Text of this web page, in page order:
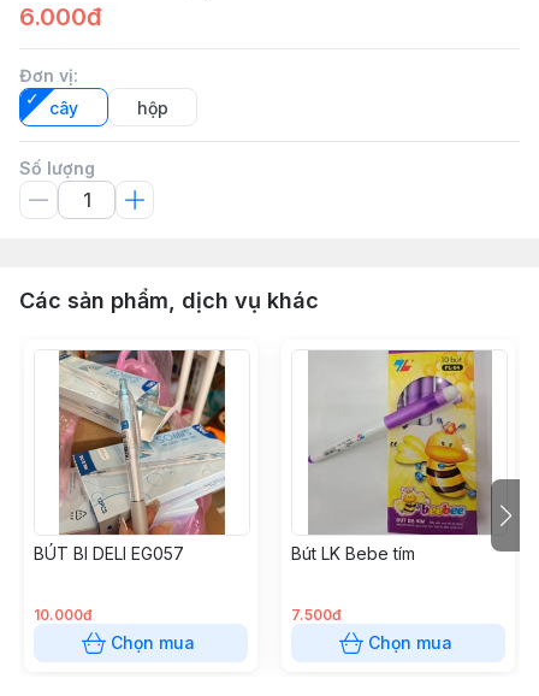
6.000đ
Đơn vị:
cây
hộp
Số lượng
Các sản phẩm, dịch vụ khác
BÚT BI DELI EG057
10.000đ
Chọn mua
Bút LK Bebe tím
7.500đ
Chọn mua